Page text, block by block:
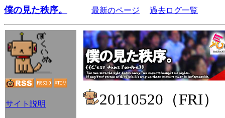
僕の見た秩序。 最新のページ 過去ログ一覧
サイト説明 20110520（FRI）